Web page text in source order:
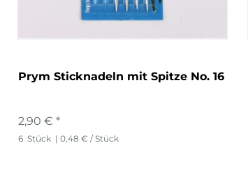
Prym Sticknadeln mit Spitze No. 16
2,90 € *
6 Stück | 0,48 € / Stück